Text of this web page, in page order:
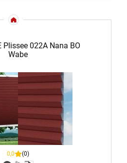
Plissee 022A Nana BO
Wabe
0,0 (0)